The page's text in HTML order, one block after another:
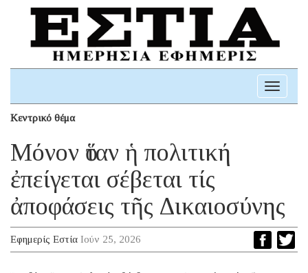
Toggle
Κεντρικό θέμα
Μόνον ὅταν ἡ πολιτική
ἐπείγεται σέβεται τίς
ἀποφάσεις τῆς Δικαιοσύνης
Εφημερίς Εστία Ιούν 25, 2026